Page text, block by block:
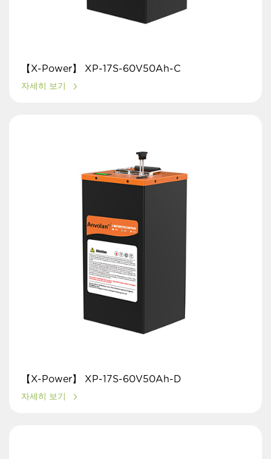
【X-Power】 XP-17S-60V50Ah-C
자세히 보기
【X-Power】 XP-17S-60V50Ah-D
자세히 보기